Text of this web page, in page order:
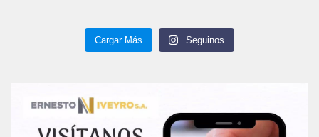
Cargar Más Seguinos